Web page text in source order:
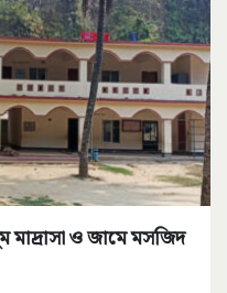
ও জামে মসজিদ